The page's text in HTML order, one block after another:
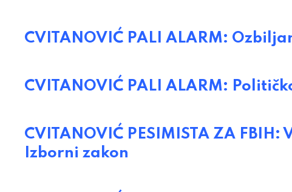
CVITANOVIĆ PALI ALARM:
CVITANOVIĆ PALI ALARM:
CVITANOVIĆ PESIMISTA ZA
Izborni zakon